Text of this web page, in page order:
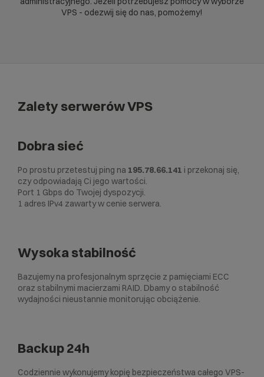
VPS - odezwij się do nas, pomożemy!
Zalety serwerów VPS
Dobra sieć
Po prostu przetestuj ping na 195.78.66.141 i przekonaj się,
czy odpowiadają Ci jego wartości.
Port 1 Gbps do Twojej dyspozycji.
1 adres IPv4 zawarty w cenie serwera.
Wysoka stabilność
Bazujemy na profesjonalnym sprzęcie z pamięciami ECC
oraz stabilnymi macierzami RAID. Dbamy o stabilność
wydajności nieustannie monitorując obciążenie.
Backup 24h
Codziennie wykonujemy kopię bezpieczeństwa całego VPS-